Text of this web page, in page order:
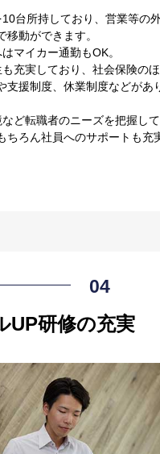
台所持しており、​​​​​​​営業等の
移動ができます。
マイカー通勤もOK。
充実しており、社会保険のほ
支援制度、休業制度などがあ
ど転職者のニーズを把握し
ちろん社員へのサポートも充
UP研修の充実